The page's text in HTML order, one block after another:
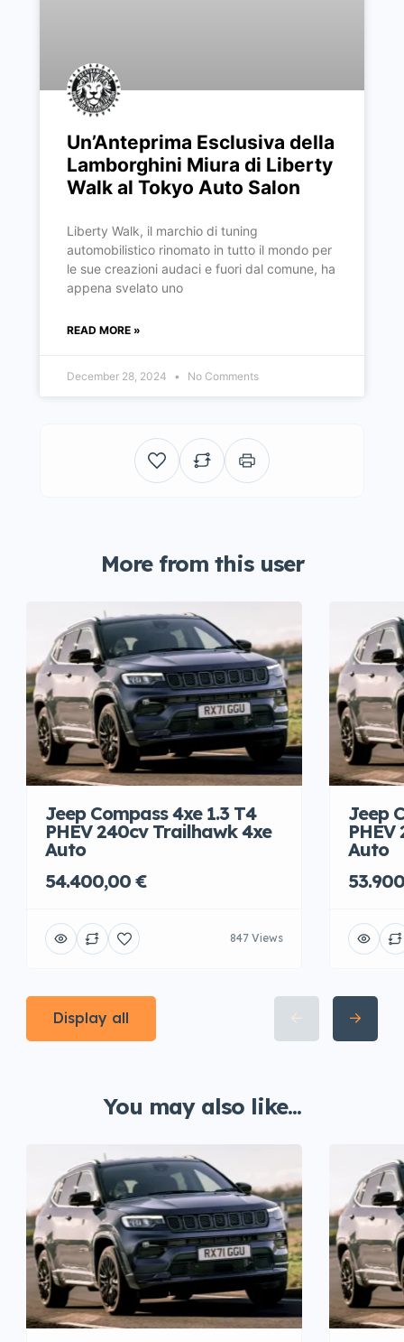
Un’Anteprima Esclusiva della
Lamborghini Miura di Liberty
Walk al Tokyo Auto Salon
Liberty Walk, il marchio di tuning
automobilistico rinomato in tutto il mondo per
le sue creazioni audaci e fuori dal comune, ha
appena svelato uno
READ MORE »
December 28, 2024 No Comments
More from this user
Jeep Compass 4xe 1.3 T4
PHEV 240cv Trailhawk 4xe
Auto
54.400,00 €
847 Views
Jeep
Auto
Display all
You may also like...